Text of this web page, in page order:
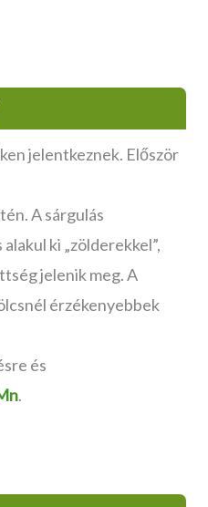
jelentkeznek. Először
A sárgulás
ki „zölderekkel”,
jelenik meg. A
érzékenyebbek
és
.